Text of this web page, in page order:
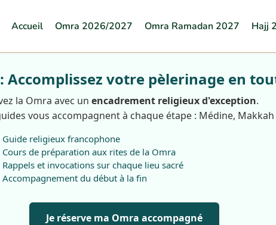
Accueil Omra 2026/2027 Omra Ramadan 2027 Hajj
Accomplissez votre pèlerinage en
la Omra avec un encadrement religieux d'exception.
vous accompagnent à chaque étape : Médine, Makkah
Guide religieux francophone
Cours de préparation aux rites de la Omra
Rappels et invocations sur chaque lieu sacré
Accompagnement du début à la fin
Je réserve ma Omra accompagné